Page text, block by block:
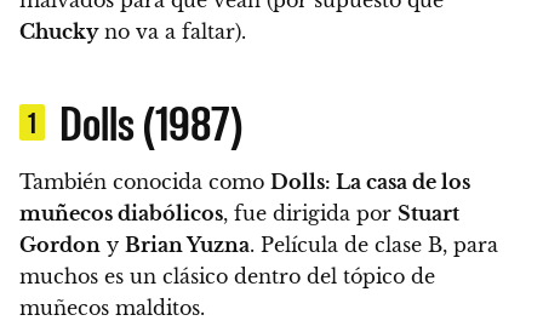
Chuckyno va a faltar).
1 Dolls (1987)
También conocida como Dolls: La casa de los
muñecos diabólicos, fue dirigida por Stuart
Gordon y Brian Yuzna. Película de clase B, para
muchos es un clásico dentro del tópico de
muñecos malditos.